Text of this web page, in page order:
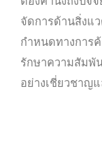
จัดการด้านสิ่งแ
กำหนดทางการ
รักษาความสัมพั
อย่างเชี่ยวชาญ